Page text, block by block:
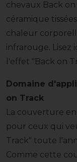
chevaux Back
céramique
chaleur
infrarouge. Lisez
l'effet "Back on
Domaine
on Track
La couverture
pour ceux qui
Track" toute
Comme cette